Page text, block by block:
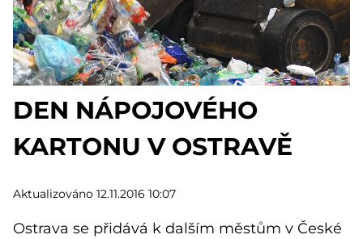
DEN NÁPOJOVÉHO
KARTONU V OSTRAVĚ
Aktualizováno 12.11.2016 10:07
Ostrava se přidává k dalším městům v České